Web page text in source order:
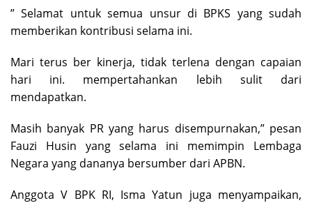
” Selamat untuk semua unsur di BPKS yang sudah
memberikan kontribusi selama ini.
Mari terus ber kinerja, tidak terlena dengan capaian
hari ini. mempertahankan lebih sulit dari
mendapatkan.
Masih banyak PR yang harus disempurnakan,” pesan
Fauzi Husin yang selama ini memimpin Lembaga
Negara yang dananya bersumber dari APBN.
Anggota V BPK RI, Isma Yatun juga menyampaikan,